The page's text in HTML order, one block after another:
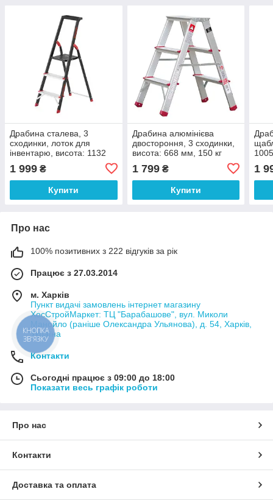
Драбина сталева, 3
сходинки, лоток для
інвентарю, висота: 1132
платформи: 630 мм, 150
кг INTERTOOL LT-0053
1 999 ₴
Купити
Драбина алюмінієва
двостороння, 3 сходинки,
висота: 668 мм, 150 кг
1 799₴
Купити
1
Про нас
100% позитивних з 222 відгуків за рік
Працює з 27.03.2014
м. Харків
Пункт видачі замовлень інтернет магазину
ХосСтройМаркет: ТЦ "Барабашове", вул. Миколи
Манойло (раніше Олександра Ульянова), д. 54, Харків,
Україна
Контакти
Сьогодні працює з 09:00 до 18:00
Показати весь графік роботи
Про нас
Контакти
Доставка та оплата
КНОПКА
ЗВ'ЯЗКУ